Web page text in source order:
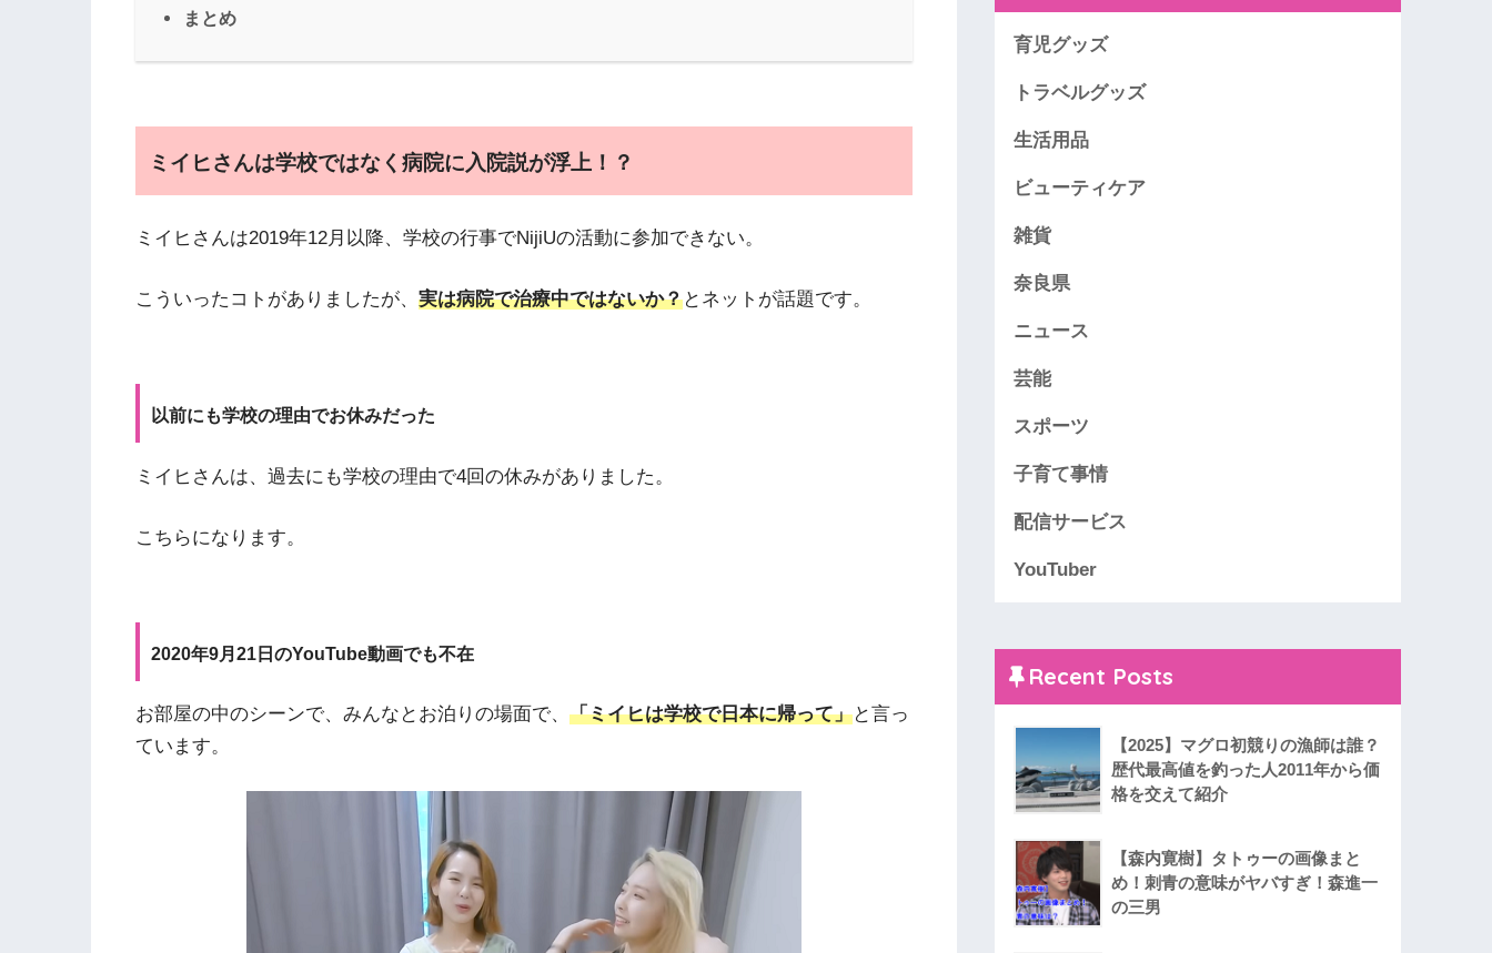
まとめ
ミイヒさんは学校ではなく病院に入院説が浮上！？
ミイヒさんは2019年12月以降、学校の行事でNijiUの活動に参加できない。
こういったコトがありましたが、 実は病院で治療中ではないか？とネットが話題です。
以前にも学校の理由でお休みだった
ミイヒさんは、過去にも学校の理由で4回の休みがありました。
こちらになります。
2020年9月21日のYouTube動画でも不在
お部屋の中のシーンで、みんなとお泊りの場面で、 「ミイヒは学校で日本に帰って」と言っ
ています。
育児グッズ
トラベルグッズ
生活用品
ビューティケア
雑貨
奈良県
ニュース
芸能
スポーツ
子育て事情
配信サービス
YouTuber
Recent Posts
【2025】マグロ初競りの漁師は誰？
歴代最高値を釣った人2011年から価
格を交えて紹介
【森内寛樹】タトゥーの画像まと
め！刺青の意味がヤバすぎ！森進一
の三男